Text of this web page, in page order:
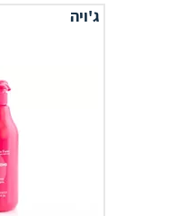
ג'ויה